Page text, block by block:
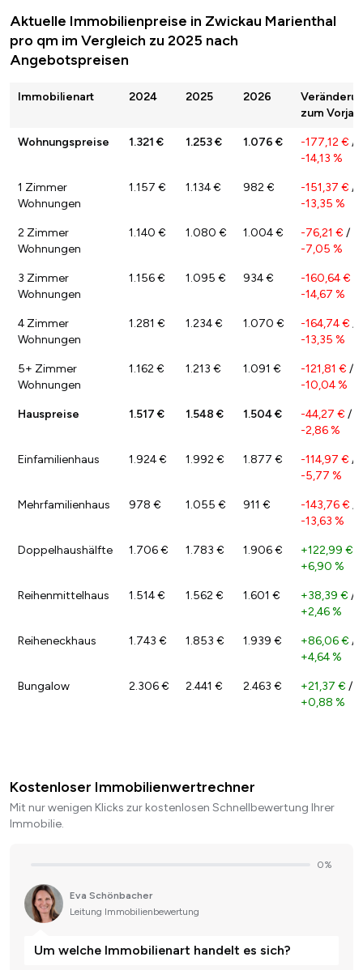
Aktuelle Immobilienpreise in Zwickau Marienthal
pro qm im Vergleich zu 2025 nach
Angebotspreisen
Immobilienart 2024 2025 2026
zum
Wohnungspreise 1.321 € 1.253 € 1.076 € -177,12 € /
-14,13 %
1 Zimmer
Wohnungen
1.157 € 1.134 € 982 € -151,37 € /
-13,35 %
2 Zimmer
Wohnungen
1.140 € 1.080 € 1.004 € -76,21 € /
-7,05 %
3 Zimmer
Wohnungen
1.156 € 1.095 € 934 € -160,64 €
-14,67 %
4 Zimmer
Wohnungen
1.281 € 1.234 € 1.070 € -164,74 € /
-13,35 %
5+ Zimmer
Wohnungen
1.162 € 1.213 € 1.091 € -121,81 € /
-10,04 %
Hauspreise 1.517 € 1.548 € 1.504 € -44,27 € /
-2,86 %
Einfamilienhaus 1.924 € 1.992 € 1.877 € -114,97 € /
-5,77 %
Mehrfamilienhaus 978 € 1.055 € 911 € -143,76 € /
-13,63 %
Doppelhaushälfte 1.706 € 1.783 € 1.906 € +122,99 €
+6,90 %
Reihenmittelhaus 1.514 € 1.562 € 1.601 € +38,39 € /
+2,46 %
Reiheneckhaus 1.743 € 1.853 € 1.939 € +86,06 € /
+4,64 %
Bungalow 2.306 € 2.441 € 2.463 € +21,37 € /
+0,88 %
Kostenloser Immobilienwertrechner
Mit nur wenigen Klicks zur kostenlosen Schnellbewertung Ihrer
Immobilie.